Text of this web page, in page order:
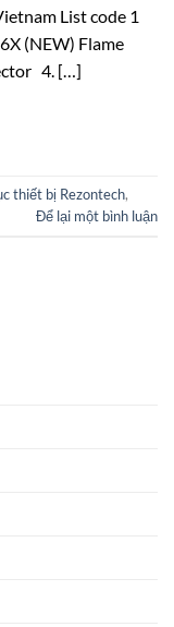
List code 1
(NEW) Flame
4. […]
thiết bị Rezontech,
Để lại một bình luận